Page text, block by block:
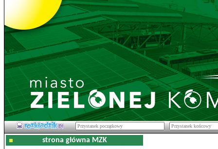
strona główna MZK